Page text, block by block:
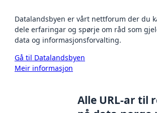
Datalandsbyen er vårt nettforum der du
dele erfaringar og spørje om råd som
data og informasjonsforvalting.
Gå til Datalandsbyen
Meir informasjon
Alle URL-ar til